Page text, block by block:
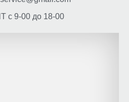
с 9-00 до 18-00